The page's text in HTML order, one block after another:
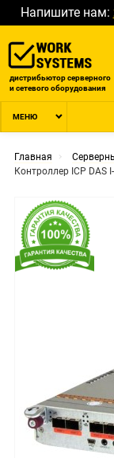
Напишите нам:
дистрибьютор серверного
и сетевого оборудования
МЕНЮ
Главная
Контроллер ICP DAS